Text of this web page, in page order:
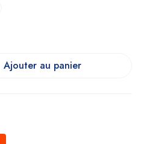
Ajouter au panier